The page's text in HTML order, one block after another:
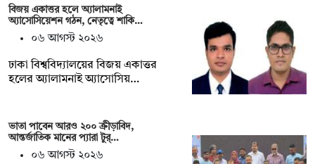
বিজয় একাত্তর হলে অ্যালামনাই
অ্যাসোসিয়েশন গঠন, নেতৃত্বে শাকি…
০৬ আগস্ট ২০২৬
ঢাকা বিশ্ববিদ্যালয়ের বিজয় একাত্তর
হলের অ্যালামনাই অ্যাসোসিয়…
ভাতা পাবেন আরও ২০০ ক্রীড়াবিদ,
আন্তর্জাতিক মানের প্যারা টুর্…
০৬ আগস্ট ২০২৬